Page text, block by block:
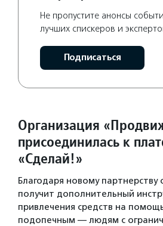
Не пропустите анонсы
лучших спискеров и
Подписаться
Организация
присоединилась к
«Сделай!»
Благодаря новому партнерству
получит дополнительный
привлечения средств на
подопечным — людям с